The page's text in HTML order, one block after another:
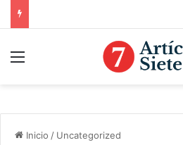
Menú
Inicio / Uncategorized